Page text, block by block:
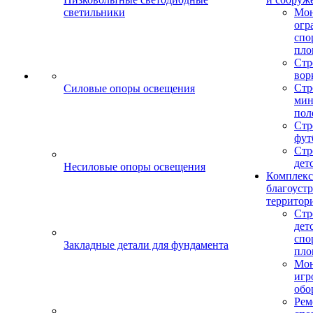
светильники
Силовые опоры освещения
Несиловые опоры освещения
Закладные детали для фундамента